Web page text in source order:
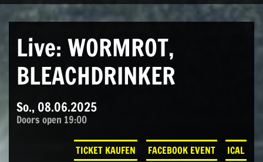
Live: WORMROT,
BLEACHDRINKER
So., 08.06.2025
Doors open 19:00
TICKET KAUFEN FACEBOOK EVENT ICAL